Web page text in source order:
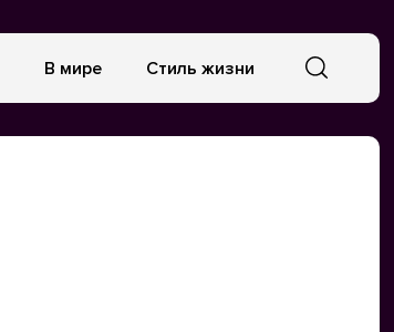
В мире Стиль жизни